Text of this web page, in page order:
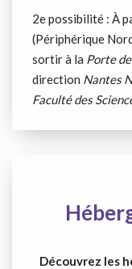
2e possibilité : À
(Périphérique
sortir à la Porte
direction Nantes
Faculté des
Découvrez les